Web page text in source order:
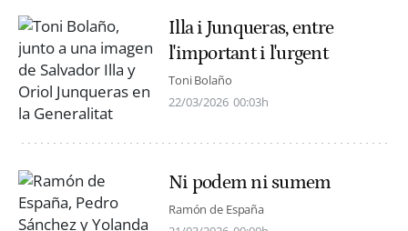
Illa i Junqueras, entre
l'important i l'urgent
Toni Bolaño
22/03/2026 00:03h
Ni podem ni sumem
Ramón de España